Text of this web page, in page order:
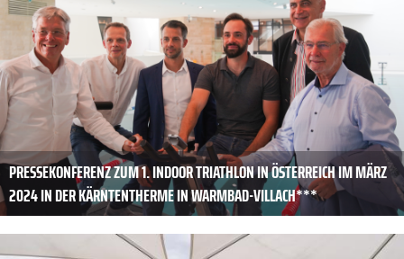
PRESSEKONFERENZ ZUM 1. INDOOR TRIATHLON IN ÖSTERREICH IM MÄRZ
2024 IN DER KÄRNTENTHERME IN WARMBAD-VILLACH***